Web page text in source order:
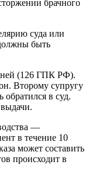
брачного
суда или
быть
(126 ГПК РФ).
Второму супругу
обратился в суд.
—
в течение 10
может составить
происходит в